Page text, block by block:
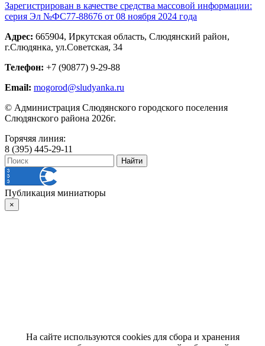
Зарегистрирован в качестве средства массовой информации:
серия Эл №ФС77-88676 от 08 ноября 2024 года
Адрес: 665904, Иркутская область, Слюдянский район,
г.Слюдянка, ул.Советская, 34
Телефон: +7 (90877) 9-29-88
Email: mogorod@sludyanka.ru
© Администрация Слюдянского городского поселения
Слюдянского района 2026г.
Горячяя линия:
8 (395) 445-29-11
Публикация миниатюры
×
На сайте используются cookies для сбора и хранения